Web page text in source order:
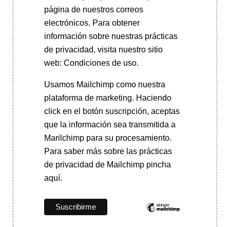
página de nuestros correos
electrónicos. Para obtener
información sobre nuestras prácticas
de privacidad, visita nuestro sitio
web: Condiciones de uso.
Usamos Mailchimp como nuestra
plataforma de marketing. Haciendo
click en el botón suscripción, aceptas
que la información sea transmitida a
Marilchimp para su procesamiento.
Para saber mássobre las prácticas
de privacidad de Mailchimp pincha
aquí.